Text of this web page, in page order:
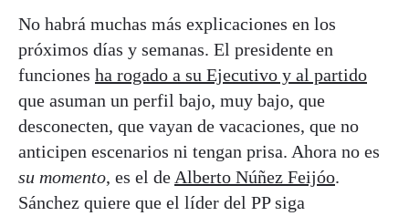
No habrá muchas más explicaciones en los
próximos días y semanas. El presidente en
funciones ha rogado a su Ejecutivo y al partido
que asuman un perfil bajo, muy bajo, que
desconecten, que vayan de vacaciones, que no
anticipen escenarios ni tengan prisa. Ahora no es
su momento, es el de Alberto Núñez Feijóo.
Sánchez quiere que el líder del PP siga